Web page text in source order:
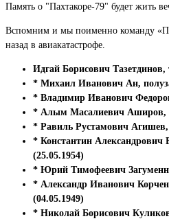
Память о "Пахтакоре-79" будет жить
Вспомним и мы поименно команду
назад в авиакатастрофе.
Идгай Борисович Тазетдинов,
* Михаил Иванович Ан,
* Владимир Иванович
* Алым Масалиевич Аширов,
* Равиль Рустамович
* Константин Александрович
(25.05.1954)
* Юрий Тимофеевич
* Александр Иванович
(04.05.1949)
* Николай Борисович